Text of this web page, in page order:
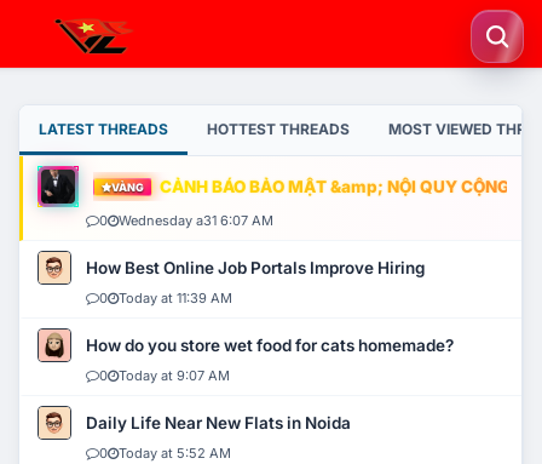
LATEST THREADS HOTTEST THREADS MOST VIEWED
VÀNG CẢNH BÁO BẢO MẬT &amp; NỘI QUY CỘNG
0 Wednesday a31 6:07 AM
How Best Online Job Portals Improve Hiring
0 Today at 11:39 AM
How do you store wet food for cats homemade?
0 Today at 9:07 AM
Daily Life Near New Flats in Noida
0 Today at 5:52 AM